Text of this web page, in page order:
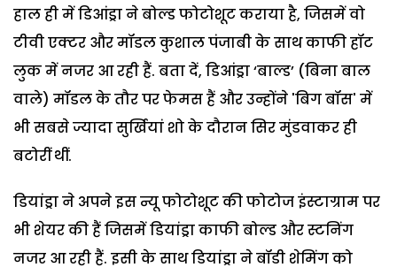
हाल ही में डिआंड्रा ने बोल्ड फोटोशूट कराया है, जिसमें वो
टीवी एक्टर और मॉडल कुशाल पंजाबी के साथ काफी हॉट
लुक में नजर आ रही हैं. बता दें, डिआंड्रा ‘बाल्ड’ (बिना बाल
वाले) मॉडल के तौर पर फेमस हैं और उन्होंने 'बिग बॉस' में
भी सबसे ज्यादा सुर्खियां शो के दौरान सिर मुंडवाकर ही
बटोरीं थीं.
डियांड्रा ने अपने इस न्यू फोटोशूट की फोटोज इंस्टाग्राम पर
भी शेयर की हैं जिसमें डियांड्रा काफी बोल्ड और स्टनिंग
नजर आ रही हैं. इसी के साथ डियांड्रा ने बॉडी शेमिंग को